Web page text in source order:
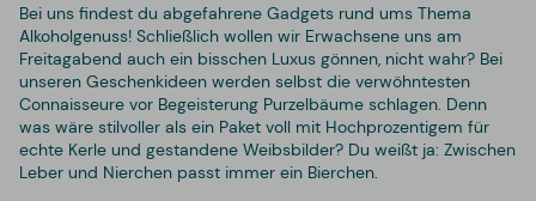
Bei uns findest du abgefahrene Gadgets rund ums Thema
Alkoholgenuss! Schließlich wollen wir Erwachsene uns am
Freitagabend auch ein bisschen Luxus gönnen, nicht wahr? Bei
unseren Geschenkideen werden selbst die verwöhntesten
Connaisseure vor Begeisterung Purzelbäume schlagen. Denn
was wäre stilvoller als ein Paket voll mit Hochprozentigem für
echte Kerle und gestandene Weibsbilder? Du weißt ja: Zwischen
Leber und Nierchen passt immer ein Bierchen.